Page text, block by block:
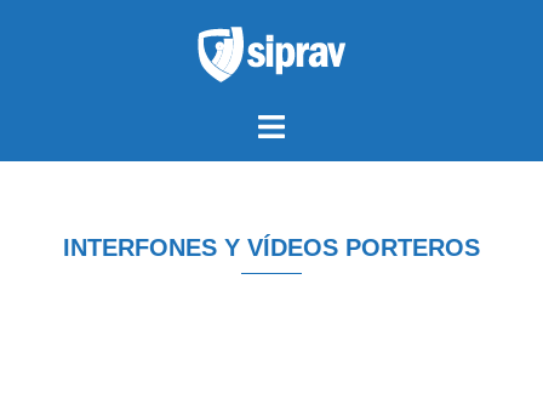
Alternar
INTERFONES Y VÍDEOS PORTEROS